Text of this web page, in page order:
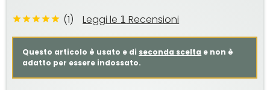
(1) Leggi le 1 Recensioni
Questo articolo è usato e di seconda scelta e non è
adatto per essere indossato.